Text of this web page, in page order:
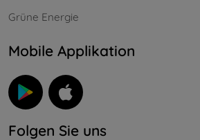
Grüne Energie
Mobile Applikation
Folgen Sie uns